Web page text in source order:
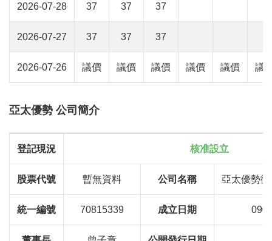
2026-07-28 37 37 37
2026-07-27 37 37 37
2026-07-26 議價 議價 議價 議價 議價 議
亞太優勢 公司簡介
登記現況 核准設立
股票代號 暫無資料 公司名稱 亞太優勢
統一編號 70815339 成立日期 090